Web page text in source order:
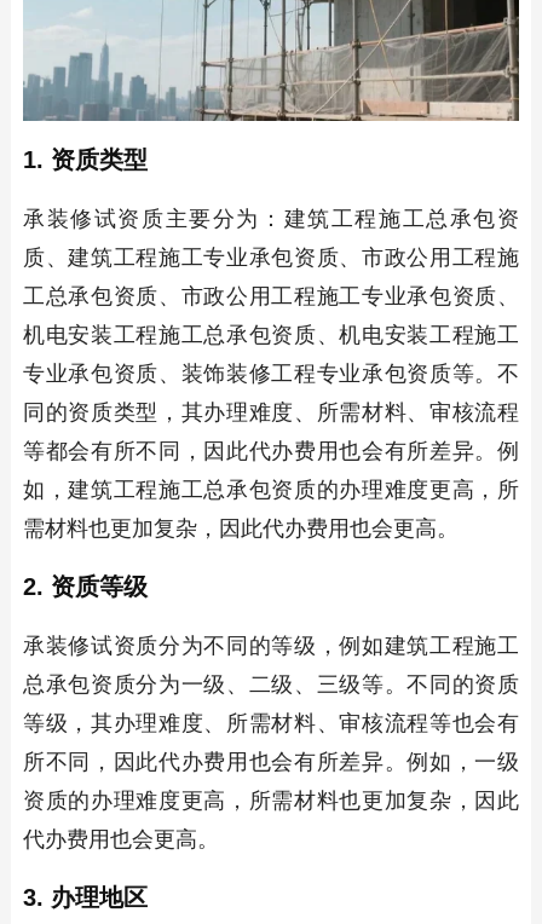
1. 资质类型
承装修试资质主要分为：建筑工程施工总承包资
质、建筑工程施工专业承包资质、市政公用工程施
工总承包资质、市政公用工程施工专业承包资质、
机电安装工程施工总承包资质、机电安装工程施工
专业承包资质、装饰装修工程专业承包资质等。不
同的资质类型，其办理难度、所需材料、审核流程
等都会有所不同，因此代办费用也会有所差异。例
如，建筑工程施工总承包资质的办理难度更高，所
需材料也更加复杂，因此代办费用也会更高。
2. 资质等级
承装修试资质分为不同的等级，例如建筑工程施工
总承包资质分为一级、二级、三级等。不同的资质
等级，其办理难度、所需材料、审核流程等也会有
所不同，因此代办费用也会有所差异。例如，一级
资质的办理难度更高，所需材料也更加复杂，因此
代办费用也会更高。
3. 办理地区